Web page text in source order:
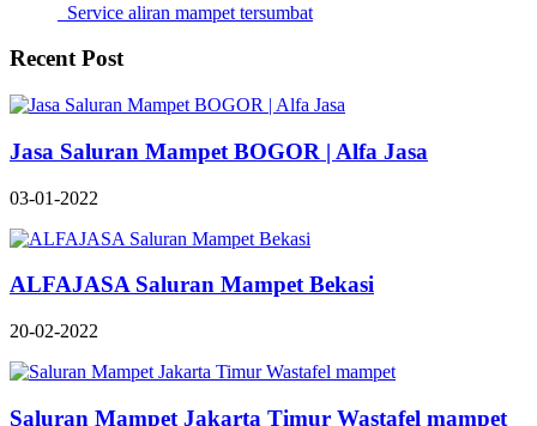
Service aliran mampet tersumbat
Recent Post
Jasa Saluran Mampet BOGOR | Alfa Jasa
03-01-2022
ALFAJASA Saluran Mampet Bekasi
20-02-2022
Saluran Mampet Jakarta Timur Wastafel mampet